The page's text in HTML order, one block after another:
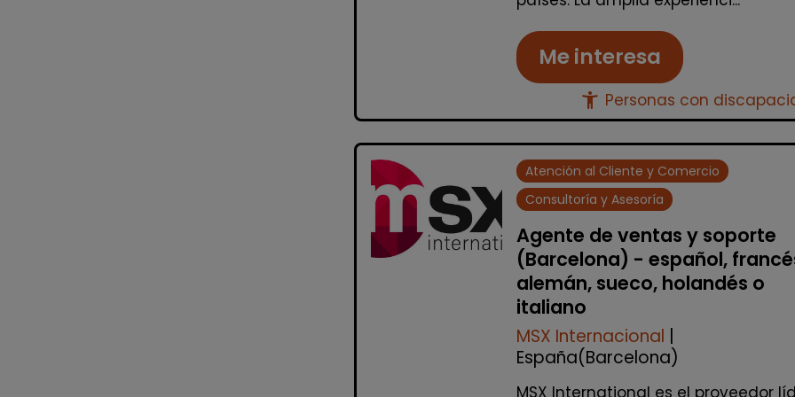
Me interesa
accessibility_new Personas con
Atención al Cliente y Comercio
Consultoría y Asesoría
Agente de ventas y soporte
(Barcelona) - español,
alemán, sueco, holandés o
italiano
MSX Internacional |
España(Barcelona)
MSX International es el proveedor